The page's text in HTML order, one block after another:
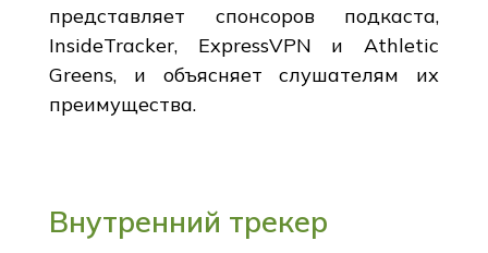
представляет спонсоров подкаста,
InsideTracker, ExpressVPN и Athletic
Greens, и объясняет слушателям их
преимущества.
Внутренний трекер